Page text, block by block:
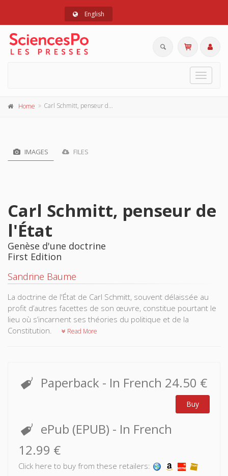
English
Toggle
Home Carl Schmitt, penseur de l'État
IMAGES FILES
Carl Schmitt, penseur de
l'État
Genèse d'une doctrine
First Edition
Sandrine Baume
La doctrine de l'État de Carl Schmitt, souvent délaissée au
profit d’autres facettes de son œuvre, constitue pourtant le
lieu où s’incarnent ses théories du politique et de la
Constitution.
Read More
Paperback - In French 24.50 €
Buy
ePub (EPUB) - In French
12.99 €
Click here to buy from these retailers: